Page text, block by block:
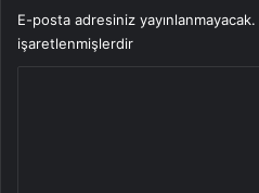
E-posta adresiniz yayınlanmayacak.
işaretlenmişlerdir